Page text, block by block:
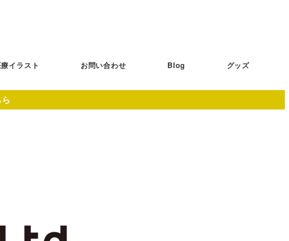
イラスト お問い合わせ Blog グッズ